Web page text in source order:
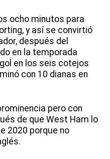
ocho minutos para
y así se convirtió
después del
en la temporada
en los seis cotejos
con 10 dianas en
pero con
de que West Ham lo
2020 porque no